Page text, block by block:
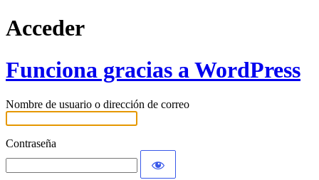
Acceder
Funciona gracias a WordPress
Nombre de usuario o dirección de correo
Contraseña